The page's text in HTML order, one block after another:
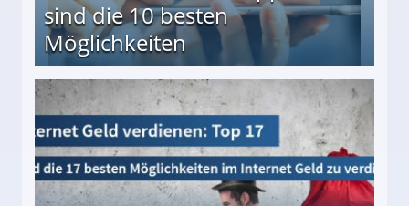
sind die 10 besten
Möglichkeiten
besten Möglichkeiten